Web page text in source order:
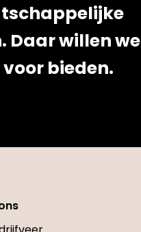
Daar willen we
bieden.